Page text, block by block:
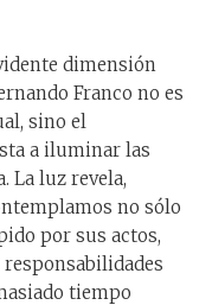
dimensión
Franco no es
sino el
a iluminar las
La luz revela,
no sólo
por sus actos,
tiempo